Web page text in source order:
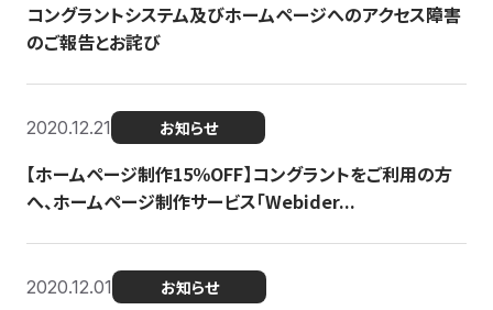
コングラントシステム及びホームページへのアクセス障害
のご報告とお詫び
2020.12.21 お知らせ
【ホームページ制作15％OFF】コングラントをご利用の方
へ、ホームページ制作サービス「Webider...
2020.12.01 お知らせ